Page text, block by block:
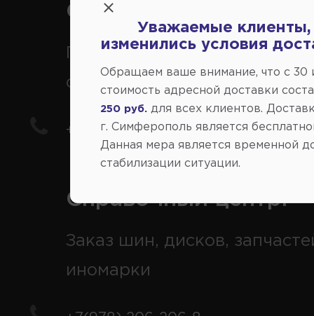
Справочный центр:
Продажа запчастей на
отечественные авто
+7(978) 206-206-5
Справочный центр:
Заказ шин, дисков,
иномарки
Уважаемые клиенты,
изменились условия
Обращаем ваше внимание, что c 30
стоимость адресной доставки
250 руб. для всех клиентов.
г. Симферополь является
Данная мера является временной
стабилизации ситуации.